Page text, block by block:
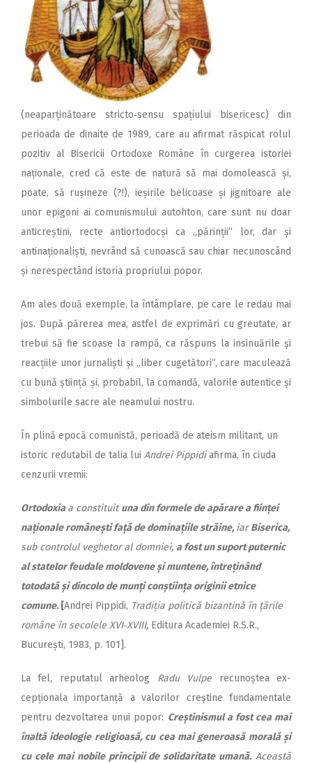
(neaparținătoare stricto‑sensu spațiului bisericesc) din
perioada de dinaite de 1989, care au afirmat răspicat rolul
pozitiv al Bisericii Ortodoxe Române în curgerea istoriei
naționale, cred că este de natură să mai domolească și,
poate, să rușineze (?!), ieșirile belicoase și jignitoare ale
unor epigoni ai comunismului autohton, care sunt nu doar
anticreștini, recte antiortodocși ca „părinții“ lor, dar și
antinaționaliști, nevrând să cunoască sau chiar necunoscând
și nerespectând istoria propriului popor.
Am ales două exemple, la întâmplare, pe care le redau mai
jos. După părerea mea, astfel de exprimări cu greutate, ar
trebui să fie scoase la rampă, ca răspuns la insinuările și
reacțiile unor jurnaliști și „liber cugetători“, care maculează
cu bună știință și, probabil, la comandă, valorile autentice și
simbolurile sacre ale neamului nostru.
În plină epocă comunistă, perioadă de ateism militant, un
istoric redutabil de talia lui Andrei Pippidiafirma, în ciuda
cenzurii vremii:
Ortodoxia a constituit una din formele de apărare a ființei
naționale românești față de dominațiile străine,iarBiserica,
sub controlul veghetor al domniei, a fost un suport puternic
al statelor feudale moldovene și muntene, întreținând
totodată și dincolo de munți conștiința originii etnice
comune. [Andrei Pippidi, Tradiția politică bizantină în țările
române în secolele XVI‑XVIII, Editura Academiei R.S.R.,
București, 1983, p. 101].
La fel, reputatul arheolog Radu Vulpe recunoștea ex­
cepționala importanță a valo­rilor creștine fundamentale
pentru dezvoltarea unui popor: Creș­tinismul a fost cea mai
înaltă ideologie religioasă, cu cea mai generoasă morală și
cu cele mai nobile principii de solidaritate umană. Această